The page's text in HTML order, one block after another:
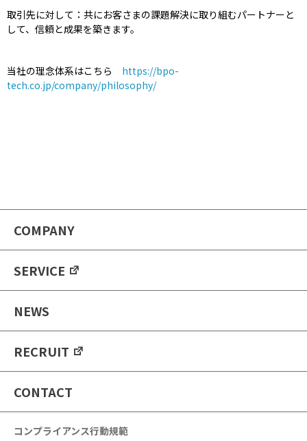
取引先に対して：共にお客さまの課題解決に取り組むパートナーと
して、信頼と成果を築きます。
当社の理念体系はこちら https://bpo-
tech.co.jp/company/philosophy/
COMPANY
SERVICE
NEWS
RECRUIT
CONTACT
コンプライアンス行動規範